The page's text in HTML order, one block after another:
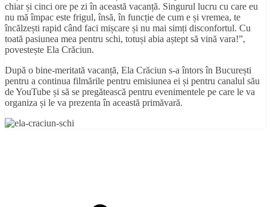
chiar și cinci ore pe zi în această vacanță. Singurul lucru cu care eu
nu mă împac este frigul, însă, în funcție de cum e și vremea, te
încălzești rapid când faci mișcare și nu mai simți disconfortul. Cu
toată pasiunea mea pentru schi, totuși abia aștept să vină vara!”,
povestește Ela Crăciun.
După o bine-meritată vacanță, Ela Crăciun s-a întors în București
pentru a continua filmările pentru emisiunea ei și pentru canalul său
de YouTube și să se pregătească pentru evenimentele pe care le va
organiza și le va prezenta în această primăvară.